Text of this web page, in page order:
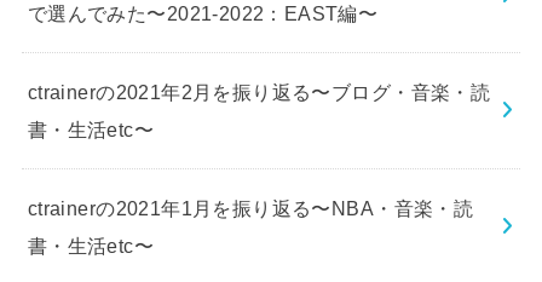
で選んでみた〜2021-2022：EAST編〜
ctrainerの2021年2月を振り返る〜ブログ・音楽・読
書・生活etc〜
ctrainerの2021年1月を振り返る〜NBA・音楽・読
書・生活etc〜